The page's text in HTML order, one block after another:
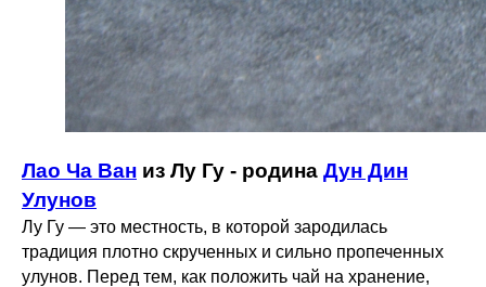
Лао Ча Ван из Лу Гу - родина Дун Дин
Улунов
Лу Гу — это местность, в которой зародилась
традиция плотно скрученных и сильно пропеченных
улунов. Перед тем, как положить чай на хранение,